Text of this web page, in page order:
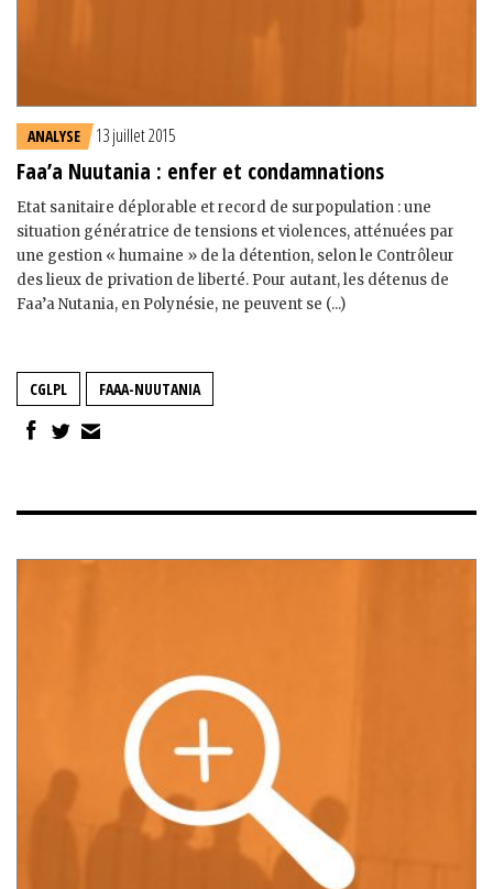
ANALYSE 13 juillet 2015
Faa’a Nuutania : enfer et condamnations
Etat sanitaire déplorable et record de surpopulation : une
situation génératrice de tensions et violences, atténuées par
une gestion « humaine » de la détention, selon le Contrôleur
des lieux de privation de liberté. Pour autant, les détenus de
Faa’a Nutania, en Polynésie, ne peuvent se (...)
CGLPL FAAA-NUUTANIA